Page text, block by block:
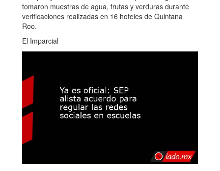
tomaron muestras de agua, frutas y verduras durante
verificaciones realizadas en 16 hoteles de Quintana
Roo.
El Imparcial